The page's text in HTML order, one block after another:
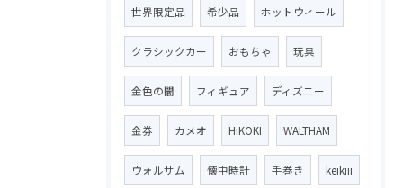
世界限定品 希少品 ホットウィール
クラシックカー おもちゃ 玩具
金色の闇 フィギュア ディズニー
金券 カメオ HiKOKI WALTHAM
ウォルサム 懐中時計 手巻き keikiii